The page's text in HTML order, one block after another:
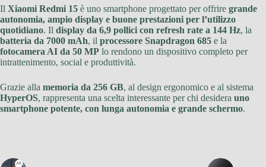
Il Xiaomi Redmi 15 è uno smartphone progettato per offrire grande
autonomia, ampio display e buone prestazioni per l’utilizzo
quotidiano. Il display da 6,9 pollici con refresh rate a 144 Hz, la
batteria da 7000 mAh, il processore Snapdragon 685 e la
fotocamera AI da 50 MP lo rendono un dispositivo completo per
intrattenimento, social e produttività.
Grazie alla memoria da 256 GB, al design ergonomico e al sistema
HyperOS, rappresenta una scelta interessante per chi desidera uno
smartphone potente, con lunga autonomia e grande schermo.